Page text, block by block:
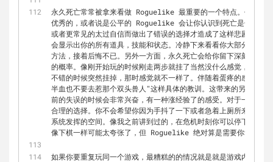
永久死亡常常被拿来看做 Roguelike 最重要的一个特点。任何
优秀的，或者说是公平的 Roguelike 会让你认识到死亡是你的错
或者更常见的太过自信而做出了错误的选择才造成了这样悲剧的
会显示出你的所有道具，技能和状态。冷静下来看看你大部分情况
方法，接着后悔不已。另外一方面，永久死亡会给你留下深刻的印
的概率。像刚开始玩的时候刚走两步就挂了当然没什么感觉，当你
不错的时候突然挂掉，那时感觉就不一样了。伴随着蛋疼的感受，
半血也不要去惹那个双头兽人"这样具体的教训。这带来的另外一个
前的失误的时候会非常兴奋，有一种涨经验了的感受。对于一个有
合理的选择。你不会希望你因为手抖了一下或者急着上厕所来就玩
系统发挥的空间。像我之前讲到过的，在危机时刻你可以停下来权
像下棋一样可能太夸张了，但 Roguelike 绝对算是需要你动动脑
如果你要重复玩同一个游戏，最糟糕的的情况就是就是游戏内容是